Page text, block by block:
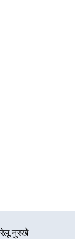
नुस्खे